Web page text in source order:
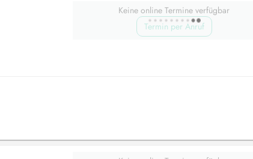
Keine online Termine verfügbar
Termin per Anruf